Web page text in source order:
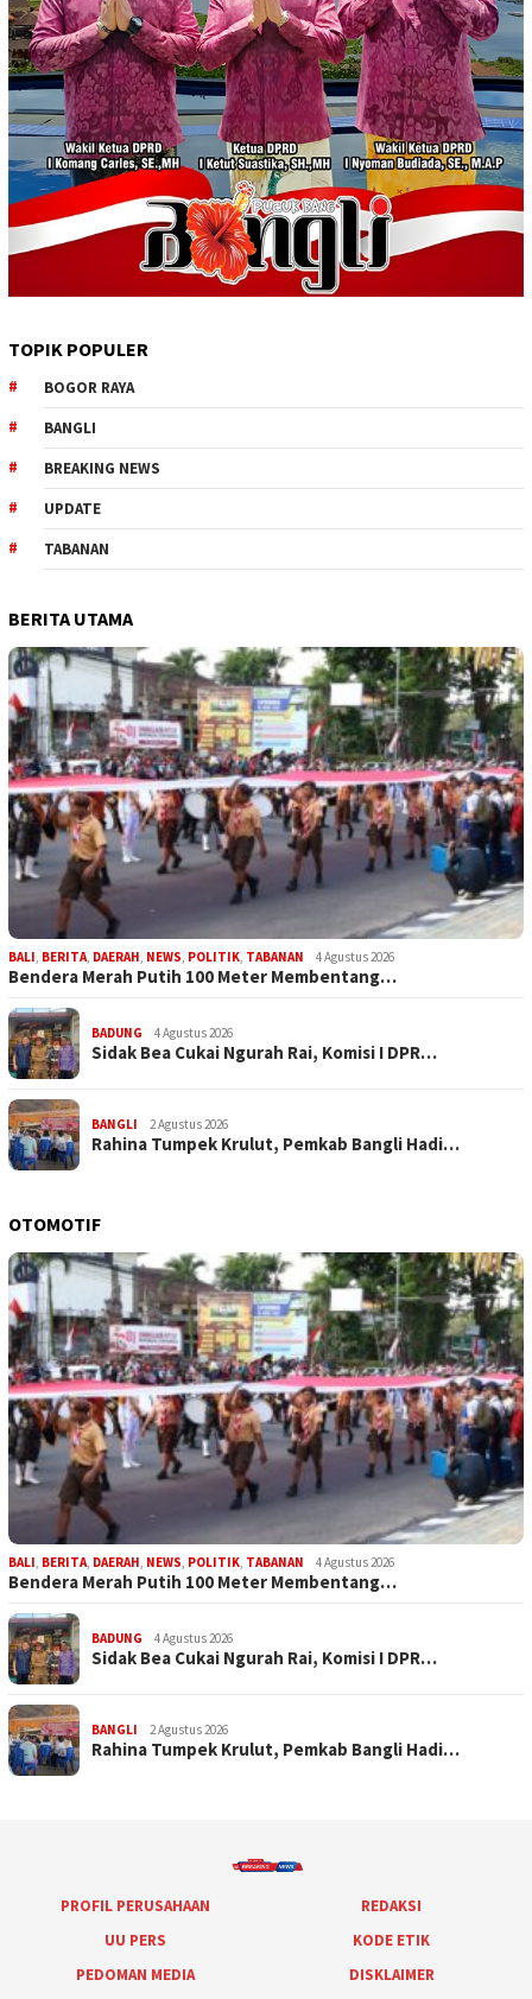
TOPIK POPULER
BOGOR RAYA
BANGLI
BREAKING NEWS
UPDATE
TABANAN
BERITA UTAMA
BALI, BERITA, DAERAH, NEWS, POLITIK, TABANAN 4 Agustus 2026
Bendera Merah Putih 100 Meter Membentang…
BADUNG 4 Agustus 2026
Sidak Bea Cukai Ngurah Rai, Komisi I DPR…
BANGLI 2 Agustus 2026
Rahina Tumpek Krulut, Pemkab Bangli Hadi…
OTOMOTIF
BALI, BERITA, DAERAH, NEWS, POLITIK, TABANAN 4 Agustus 2026
Bendera Merah Putih 100 Meter Membentang…
BADUNG 4 Agustus 2026
Sidak Bea Cukai Ngurah Rai, Komisi I DPR…
BANGLI 2 Agustus 2026
Rahina Tumpek Krulut, Pemkab Bangli Hadi…
PROFIL PERUSAHAAN
REDAKSI
UU PERS
KODE ETIK
PEDOMAN MEDIA
DISKLAIMER